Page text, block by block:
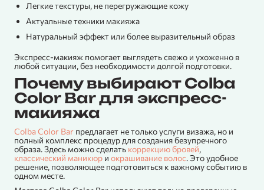
Легкие текстуры, не перегружающие кожу
Актуальные техники макияжа
Натуральный эффект или более выразительный образ
Экспресс-макияж помогает выглядеть свежо и ухоженно в
любой ситуации, без необходимости долгой подготовки.
Почему выбирают Colba
Color Bar для экспресс-
макияжа
Colba Color Bar предлагает не только услуги визажа, но и
полный комплекс процедур для создания безупречного
образа. Здесь можно сделать коррекцию бровей,
классический маникюр и окрашивание волос. Это удобное
решение, позволяющее подготовиться к важному событию в
одном месте.